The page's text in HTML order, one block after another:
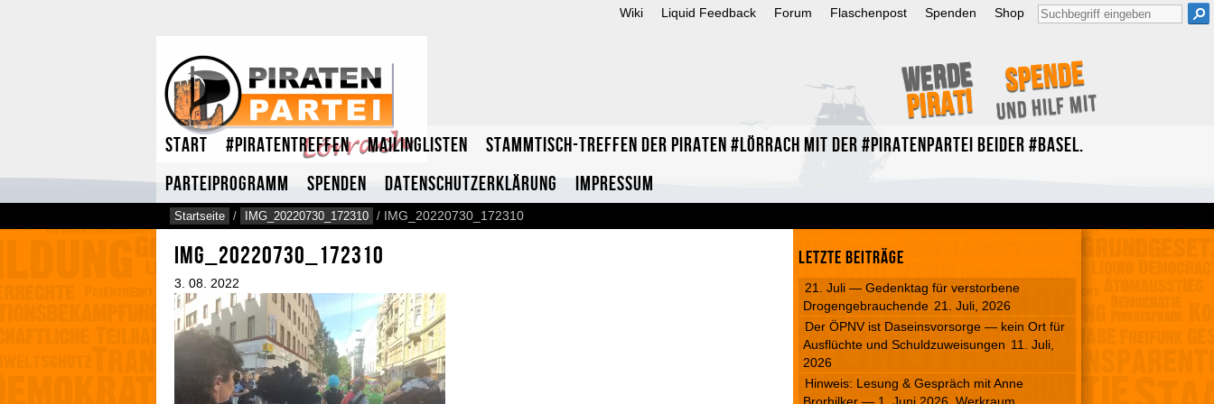
Wiki Liquid Feedback Forum Flaschenpost Spenden Shop
Suche
nach:
Start #Piratentreffen Mailinglisten
Stammtisch-Treffen der Piraten #Lörrach mit der #Piratenpartei beider #Basel.
Parteiprogramm
Spenden Datenschutzerklärung Impressum
Werde
Pirat!
Spende
und hilf mit
Startseite / IMG_20220730_172310 / IMG_20220730_172310
IMG_20220730_172310
3. 08. 2022
Letzte Beiträge
21. Juli — Gedenktag für verstorbene
Drogengebrauchende 21. Juli, 2026
Der ÖPNV ist Daseinsvorsorge — kein Ort für
Ausflüchte und Schuldzuweisungen 11. Juli,
2026
Hinweis: Lesung & Gespräch mit Anne